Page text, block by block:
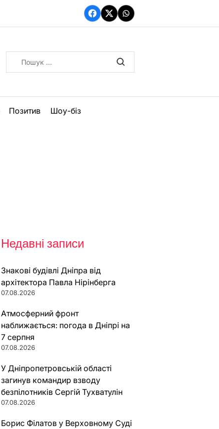
Facebook
TwitterWhatsApp
Позитив Шоу-біз
Недавні записи
Знакові будівлі Дніпра від
архітектора Павла Нірінберга
07.08.2026
Атмосферний фронт
наближається: погода в Дніпрі на
7 серпня
07.08.2026
У Дніпропетровській області
загинув командир взводу
безпілотників Сергій Тухватулін
07.08.2026
Борис Філатов у Верховному Суді